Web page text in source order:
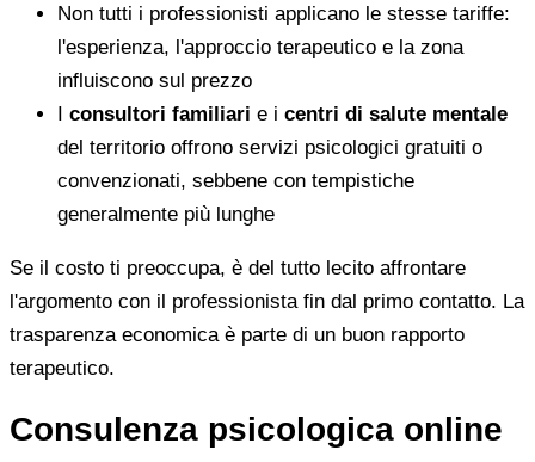
Non tutti i professionisti applicano le stesse tariffe:
l'esperienza, l'approccio terapeutico e la zona
influiscono sul prezzo
I consultori familiari e i centri di salute mentale
del territorio offrono servizi psicologici gratuiti o
convenzionati, sebbene con tempistiche
generalmente più lunghe
Se il costo ti preoccupa, è del tutto lecito affrontare
l'argomento con il professionista fin dal primo contatto. La
trasparenza economica è parte di un buon rapporto
terapeutico.
Consulenza psicologica online